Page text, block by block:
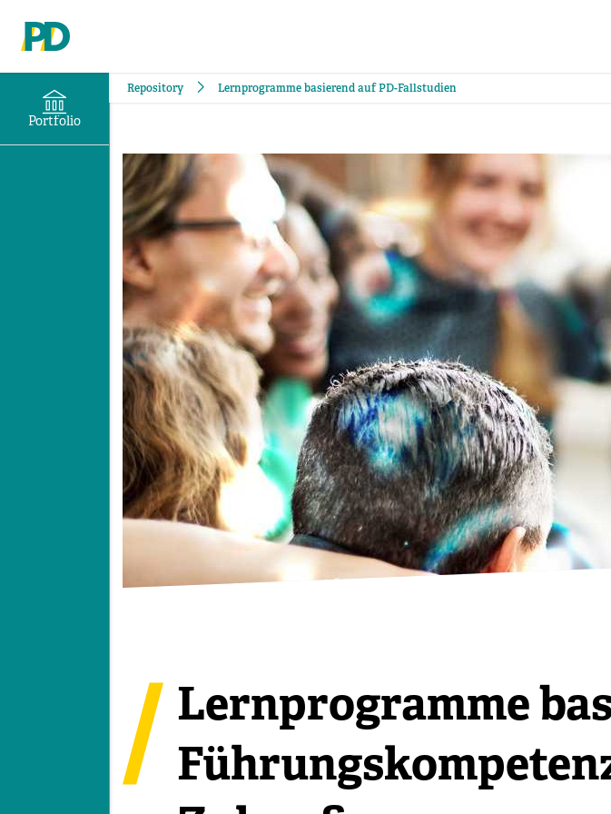
Portfolio
Repository Lernprogramme basierend auf PD-Fallstudien
Lernprogramme